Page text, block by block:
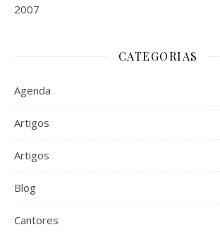
2007
CATEGORIAS
Agenda
Artigos
Artigos
Blog
Cantores